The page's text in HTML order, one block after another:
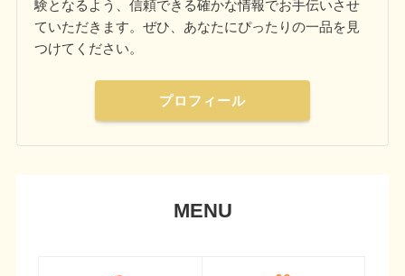
験となるよう、信頼できる確かな情報でお手伝いさせ
ていただきます。ぜひ、あなたにぴったりの一品を見
つけてください。
プロフィール
MENU